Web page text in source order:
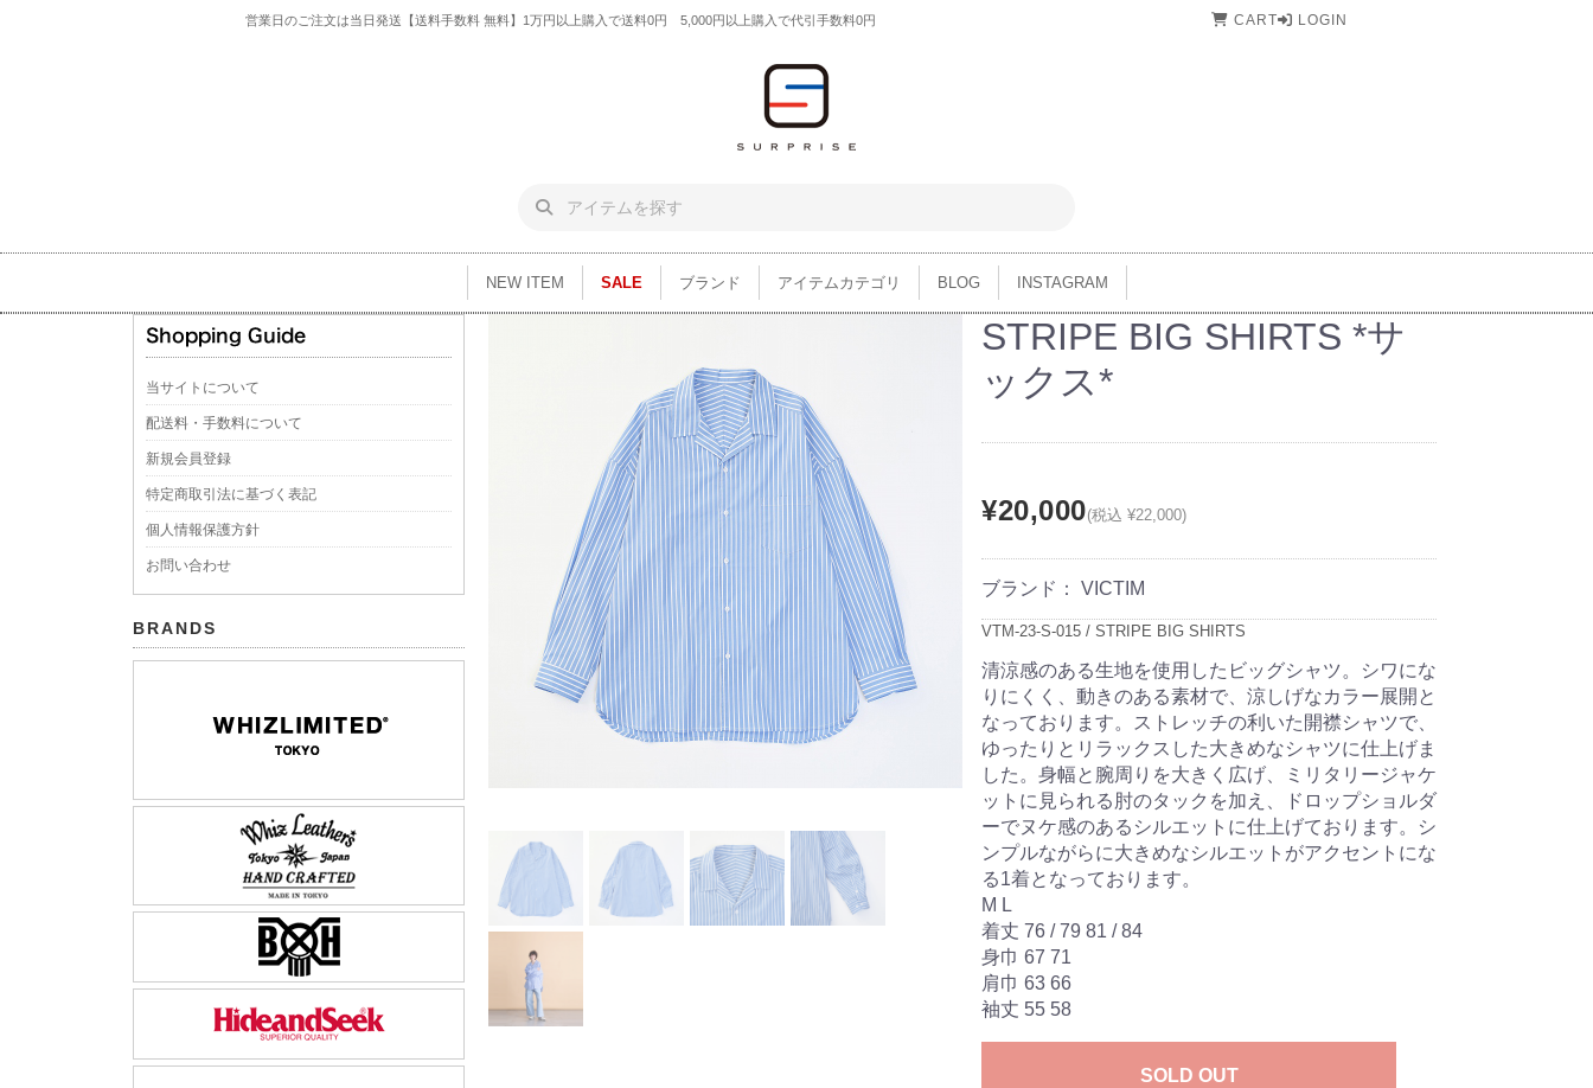
営業日のご注文は当日発送【送料手数料 無料】1万円以上購入で送料0円 5,000円以上購入で代引手数料0円 CART LOGIN
NEW ITEM SALE ブランド アイテムカテゴリ BLOG INSTAGRAM
当サイトについて
配送料・手数料について
新規会員登録
特定商取引法に基づく表記
個人情報保護方針
お問い合わせ
BRANDS
STRIPE BIG SHIRTS *サ
ックス*
¥20,000(税込 ¥22,000)
ブランド： VICTIM
VTM-23-S-015 / STRIPE BIG SHIRTS
清涼感のある生地を使用したビッグシャツ。シワにな
りにくく、動きのある素材で、涼しげなカラー展開と
なっております。ストレッチの利いた開襟シャツで、
ゆったりとリラックスした大きめなシャツに仕上げま
した。身幅と腕周りを大きく広げ、ミリタリージャケ
ットに見られる肘のタックを加え、ドロップショルダ
ーでヌケ感のあるシルエットに仕上げております。シ
ンプルながらに大きめなシルエットがアクセントにな
る1着となっております。
M L
着丈 76 / 79 81 / 84
身巾 67 71
肩巾 63 66
袖丈 55 58
SOLD OUT